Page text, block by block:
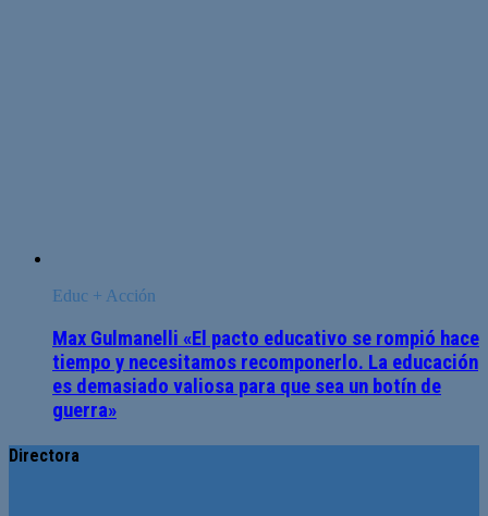
Educ + Acción
Max Gulmanelli «El pacto educativo se rompió hace
tiempo y necesitamos recomponerlo. La educación
es demasiado valiosa para que sea un botín de
guerra»
Directora